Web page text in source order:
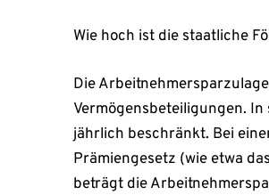
Wie hoch ist die staatliche
Die
Vermögensbeteiligungen.
jährlich beschränkt. Bei
Prämiengesetz (wie etwa
beträgt die